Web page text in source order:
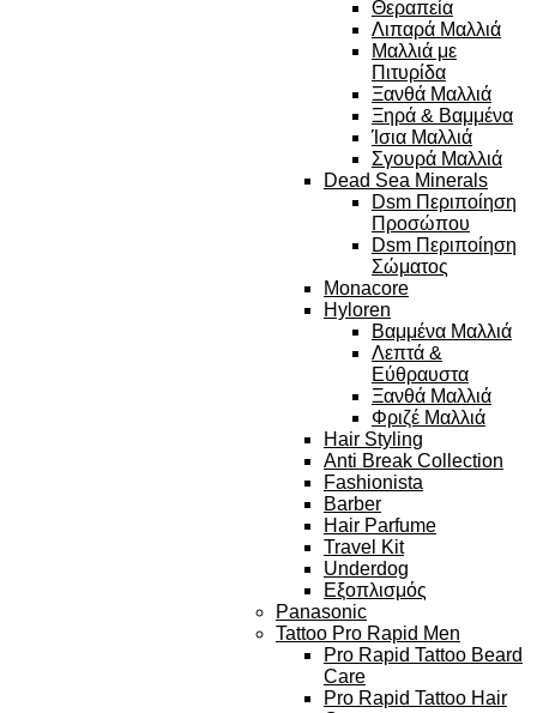
Θεραπεία
Λιπαρά Μαλλιά
Μαλλιά με
Πιτυρίδα
Ξανθά Μαλλιά
Ξηρά & Βαμμένα
Ίσια Μαλλιά
Σγουρά Μαλλιά
Dead Sea Minerals
Dsm Περιποίηση
Προσώπου
Dsm Περιποίηση
Σώματος
Monacore
Hyloren
Βαμμένα Μαλλιά
Λεπτά &
Εύθραυστα
Ξανθά Μαλλιά
Φριζέ Μαλλιά
Hair Styling
Anti Break Collection
Fashionista
Barber
Hair Parfume
Travel Kit
Underdog
Εξοπλισμός
Panasonic
Tattoo Pro Rapid Men
Pro Rapid Tattoo Beard
Care
Pro Rapid Tattoo Hair